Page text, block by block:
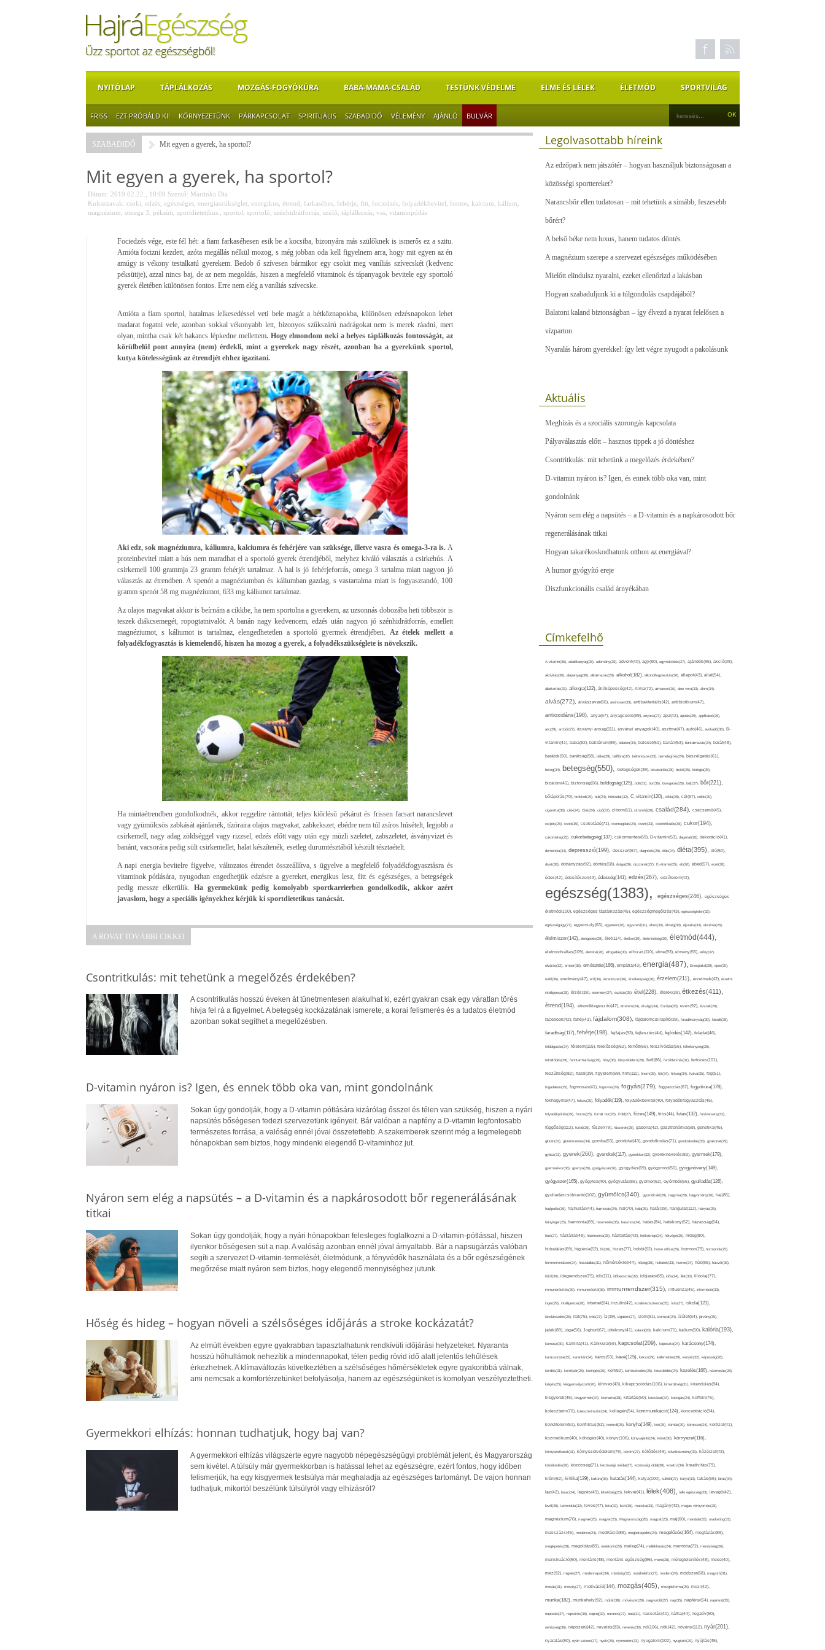
NYITÓLAP TÁPLÁLKOZÁS MOZGÁS-FOGYÓKÚRA BABA-MAMA-CSALÁD TESTÜNK VÉDELME ELME ÉS LÉLEK ÉLETMÓD SPORTVILÁG
FRISS EZT PRÓBÁLD KI! KÖRNYEZETÜNK PÁRKAPCSOLAT SPIRITUÁLIS SZABADIDŐ VÉLEMÉNY AJÁNLÓ BULVÁR
SZABADIDŐ Mit egyen a gyerek, ha sportol?
Mit egyen a gyerek, ha sportol?
Dátum: 2019.02.22., 10:09 Szerző: Martinka Dia
Kulcsszavak: csoki edzés, egészséges, energiaszükséglet, energikus, étrend farkaséhes, fehérje, fitt, fociedzés, folyadékbevitel fontos, kalcium kálium
magnézium omega 3 péksüti sportdietetikus. sportol sportoló szénhidrátforrás, szülő táplálkozás, vas, vitaminpótlás
Fociedzés vége, este fél hét: a fiam farkaséhesen esik be a kocsiba, bizonyára más szülőknek is ismerős ez a szitu.
Amióta focizni kezdett, azóta megállás nélkül mozog, s még jobban oda kell figyelnem arra, hogy mit egyen az én
amúgy is vékony testalkatú gyerekem. Bedob ő szívesen bármikor egy csokit meg vaníliás szívecskét (kedvenc
péksütije), azzal nincs baj, de az nem megoldás, hiszen a megfelelő vitaminok és tápanyagok bevitele egy sportoló
gyerek életében különösen fontos. Erre nem elég a vaníliás szívecske.
Amióta a fiam sportol, hatalmas lelkesedéssel veti bele magát a hétköznapokba, különösen edzésnapokon lehet
madarat fogatni vele, azonban sokkal vékonyabb lett, bizonyos szűkszárú nadrágokat nem is merek ráadni, mert
olyan, mintha csak két bakancs lépkedne mellettem. Hogy elmondom neki a helyes táplálkozás fontosságát, az
körülbelül pont annyira (nem) érdekli, mint a gyerekek nagy részét, azonban ha a gyerekünk sportol,
kutya kötelességünk az étrendjét ehhez igazítani.
Aki edz, sok magnéziumra, káliumra, kalciumra és fehérjére van szüksége, illetve vasra és omega-3-ra is. A
proteinbevitel miatt a hús nem maradhat el a sportoló gyerek étrendjéből, melyhez kiváló választás a csirkehús. A
csirkemell 100 grammja 23 gramm fehérjét tartalmaz. A hal is jó fehérjeforrás, omega 3 tartalma miatt nagyon jó
választás az étrendben. A spenót a magnéziumban és káliumban gazdag, s vastartalma miatt is fogyasztandó, 100
gramm spenót 58 mg magnéziumot, 633 mg káliumot tartalmaz.
Az olajos magvakat akkor is beírnám a cikkbe, ha nem sportolna a gyerekem, az uzsonnás dobozába heti többször is
teszek diákcsemegét, ropogtatnivalót. A banán nagy kedvencem, edzés után nagyon jó szénhidrátforrás, emellett
magnéziumot, s káliumot is tartalmaz, elengedhetetlen a sportoló gyermek étrendjében. Az ételek mellett a
folyadékfogyasztás is kiemelendő, hiszen ha mozog a gyerek, a folyadékszükséglete is növekszik.
Ha mintaétrendben gondolkodnék, akkor reggelire rántottát, teljes kiőrlésű pékárut és frissen facsart narancslevet
vagy gyümölcsös zabkását ajánlanék, tízóraira olajos magvakat, zabkekszet, ebédre nem túl zsíros húsételt, legjobb a
csirkemell, nagy adag zöldséggel vagy rizzsel, edzés előtt vagy után egy müzli szeletet, zabszeletet, ásványvizet és
banánt, vacsorára pedig sült csirkemellet, halat készítenék, esetleg durumtésztából készült tésztaételt.
A napi energia bevitelre figyelve, változatos étrendet összeállítva, s ügyelve a megfelelő folyadékfogyasztásra és
vitaminok pótlására, nyugodtan engedhetjük edzésre a gyereket, energikus lesz, fitt és egészséges, a betegségek
pedig messze elkerülik.
Ha gyermekünk pedig komolyabb sportkarrierben gondolkodik, akkor azért
javaslom, hogy a speciális igényekhez kérjük ki sportdietetikus tanácsát.
A ROVAT TOVÁBBI CIKKEI
Csontritkulás: mit tehetünk a megelőzés érdekében?
A csontritkulás hosszú éveken át tünetmentesen alakulhat ki, ezért gyakran csak egy váratlan törés
hívja fel rá a figyelmet. A betegség kockázatának ismerete, a korai felismerés és a tudatos életmód
azonban sokat segíthet a megelőzésben.
D-vitamin nyáron is? Igen, és ennek több oka van, mint gondolnánk
Sokan úgy gondolják, hogy a D-vitamin pótlására kizárólag ősszel és télen van szükség, hiszen a nyári
napsütés bőségesen fedezi szervezetünk igényeit. Bár valóban a napfény a D-vitamin legfontosabb
természetes forrása, a valóság ennél jóval összetettebb. A szakemberek szerint még a legmelegebb
hónapokban sem biztos, hogy mindenki elegendő D-vitaminhoz jut.
Nyáron sem elég a napsütés – a D-vitamin és a napkárosodott bőr regenerálásának
titkai
Sokan úgy gondolják, hogy a nyári hónapokban felesleges foglalkozni a D-vitamin-pótlással, hiszen
ilyenkor bőségesen süt a nap. A valóság azonban ennél jóval árnyaltabb. Bár a napsugárzás valóban
segíti a szervezet D-vitamin-termelését, életmódunk, a fényvédők használata és a bőr egészségének
megőrzése miatt nyáron sem biztos, hogy elegendő mennyiséghez jutunk.
Hőség és hideg – hogyan növeli a szélsőséges időjárás a stroke kockázatát?
Az elmúlt években egyre gyakrabban tapasztalhatunk rendkívüli időjárási helyzeteket. Nyaranta
hosszú hőhullámok nehezítik a mindennapokat, télen pedig rövid idő alatt jelentős lehűlések
érkezhetnek. A klímaváltozás következtében a szélsőséges hőmérsékletek egyre gyakoribbá válnak,
ami nemcsak a komfortérzetünket befolyásolja, hanem az egészségünket is komolyan veszélyeztetheti.
Gyermekkori elhízás: honnan tudhatjuk, hogy baj van?
A gyermekkori elhízás világszerte egyre nagyobb népegészségügyi problémát jelent, és Magyarország
sem kivétel. A túlsúly már gyermekkorban is hatással lehet az egészségre, ezért fontos, hogy időben
felismerjük, ha egy kisgyermek testsúlya már meghaladja az egészséges tartományt. De vajon honnan
tudhatjuk, mikortól beszélünk túlsúlyról vagy elhízásról?
Legolvasottabb híreink
Az edzőpark nem játszótér – hogyan használjuk biztonságosan a
közösségi sporttereket?
Narancsbőr ellen tudatosan – mit tehetünk a simább, feszesebb
bőrért?
A belső béke nem luxus, hanem tudatos döntés
A magnézium szerepe a szervezet egészséges működésében
Mielőtt elindulsz nyaralni, ezeket ellenőrizd a lakásban
Hogyan szabaduljunk ki a túlgondolás csapdájából?
Balatoni kaland biztonságban – így élvezd a nyarat felelősen a
vízparton
Nyaralás három gyerekkel: így lett végre nyugodt a pakolásunk
Aktuális
Meghízás és a szociális szorongás kapcsolata
Pályaválasztás előtt – hasznos tippek a jó döntéshez
Csontritkulás: mit tehetünk a megelőzés érdekében?
D-vitamin nyáron is? Igen, és ennek több oka van, mint
gondolnánk
Nyáron sem elég a napsütés – a D-vitamin és a napkárosodott bőr
regenerálásának titkai
Hogyan takarékoskodhatunk otthon az energiával?
A humor gyógyító ereje
Diszfunkcionális család árnyékában
Címkefelhő
A-vitamin(36), adalékanyag(28), adomány(26), advent(40), agy(80), agyműködés(27), ajándék(95), akció(39),
aktivitás(30), alapanyag(30), alkalmazás(28), alkohol(182), alkoholfogyasztás(36), állapot(43), állat(54),
állattartás(33), allergia(122), állóképesség(42), Alma(72), almaecet(26), aloe vera(33), álom(34),
alvás(272), alvászavar(66), aminosav(33), antibakteriális(42), antibiotikum(47),
antioxidáns(198), anya(67), anyagcsere(99), anyuka(27), apa(42), ápolás(29), applikáció(26),
arc(29), arcbőr(27), ásványi anyag(111), ásványi anyagok(40), asztma(47), autó(46), avokádó(36), B-
vitamin(41), baba(82), baktérium(89), balaton(34), baleset(51), banán(53), bántalmazás(24), barát(48),
barátok(50), barátság(58), béke(29), bélflóra(37), bélrendszer(33), bemelegítés(24), beszélgetés(61),
beteg(34), betegség(550), betegségek(39), bevásárlás(28), bicikli(25), biológia(25),
bizalom(41), biztonság(66), boldogság(125), bolt(31), bor(36), borogatás(28), böjt(27), bőr(221),
bőrápolás(70), brokkoli(29), buli(24), bűntudat(32), C-vitamin(120), cékla(28), cél(57), célok(30),
cigaretta(38), cikk(24), Cink(24), cipő(37), citrom(61), citromfű(26), család(284), csecsemő(45),
csípés(26), csoki(35), csokoládé(71), csomagolás(24), csont(33), csontritkulás(36), cukor(194),
cukorbeteg(25), cukorbetegség(137), cukormentes(69), D-vitamin(53), daganat(36), dekoráció(41),
demencia(34), depresszió(199), desszert(67), diagnózis(28), diák(24), diéta(395), dió(50),
divat(38), dohányzás(92), döntés(58), drága(26), duzzanat(27), E-vitamin(25), eb(26), ebéd(57), ecet(38),
édes(42), édesítőszer(43), édesség(141), edzés(267), edzőterem(42),
egészség(1383), egészséges(246), egészséges
életmód(100), egészséges táplálkozás(45), egészségmegőrzés(43), egészségtelen(32),
egészségügy(27), egyensúly(63), egyetem(30), egyszerű(31), éhes(30), éhség(38), éjszaka(33), ekcéma(26),
élelmiszer(142), elengedés(29), élet(114), életkor(30), életminőség(30), életmód(444),
életmódváltás(109), életvitel(28), elfogadás(30), elhízás(110), elme(93), élmény(55), előny(37),
elvárás(32), ember(38), emésztés(166), empátia(43), energia(487), Energiaital(29), eper(30),
erdő(36), eredmény(47), erő(36), érrendszer(36), érzékenység(36), érzelem(211), érzelmek(42), érzelmi
intelligencia(28), érzés(39), esemény(27), eszköz(28), étel(228), ételek(39), étkezés(411),
étrend(194), étrendkiegészítő(47), étterem(24), étvágy(34), Európa(28), evés(92), évszak(28),
facebook(42), fahéj(43), fájdalom(308), fájdalomcsillapító(39), fáradékonyság(30), fáradt(28),
fáradtság(117), fehérje(198), fejfájás(93), fejlesztés(44), fejlődés(142), feladat(46),
feldolgozás(24), félelem(115), felelősség(62), felnőtt(66), felszívódás(56), féltékenység(26),
feltöltődés(29), fenntarthatóság(29), fény(36), fényvédelem(28), férfi(86), fertőtlenítés(31), fertőzés(101),
feszültség(82), fiatal(39), figyelem(69), film(111), finom(26), fitt(34), fittség(34), fizikai(25), fog(51),
fogadalom(25), fogmosás(41), fogorvos(24), fogyás(279), fogyasztás(67), fogyókúra(178),
fokhagyma(47), folsav(25), folyadék(119), folyadékbevitel(40), folyadékfogyasztás(45),
folyadékpótlás(29), fontos(25), forralt bor(26), Föld(27), főzés(149), friss(44), futás(132), futóverseny(32),
függőség(112), fürdő(26), fűszer(79), fűszerek(28), gabona(42), gasztronómia(58), genetika(45),
glutén(32), gluténmentes(34), gomba(53), gondolat(43), gondolkodás(71), gondoskodás(33), gyakorlat(29),
gyász(31), gyerek(260), gyerekek(117), gyerekkor(32), gyereknevelés(83), gyermek(179),
gyermekkor(36), gyertya(28), gyógyászat(36), gyógyítás(69), gyógymód(50), gyógynövény(149),
gyógyszer(165), gyógytea(40), gyógyulás(85), gyomor(62), Gyömbér(66), gyulladás(126),
gyulladáscsökkentő(102), gyümölcs(340), gyümölcslé(28), hagyma(28), hagyomány(36), haj(85),
hajápolás(36), hajhullás(44), hajmosás(24), hal(70), hála(25), halál(39), hangulat(112), hányás(25),
hányinger(25), harmónia(69), hasmenés(35), hasznos(24), hatás(84), hatékony(52), házasság(64),
házi(27), háziállat(48), házimunka(28), háztartás(43), hétköznap(24), hétvége(25), hideg(80),
hidratálás(69), higiénia(52), hit(26), hízás(77), hobbi(62), home office(26), hormon(79), hormonok(25),
hormonrendszer(24), hozzáállás(31), hőmérséklet(44), hőség(36), hulladék(33), humor(24), hús(86), húsvét(36),
hűtő(30), idegrendszer(75), idő(111), időbeosztás(32), időjárás(69), idős(24), illat(30), illóolaj(77),
immunerősítés(30), immunerősítő(36), immunrendszer(315), influenza(45), információ(33),
inger(29), intelligencia(28), internet(64), inzulin(42), inzulinrezisztencia(35), írás(27), iskola(123),
iskolakezdés(25), ital(75), ivás(27), íz(39), izgalom(27), izom(91), izomzat(24), ízület(54), járvány(35),
játék(89), jóga(56), Joghurt(67), jótékony(41), kaland(28), kalcium(71), kálium(50), kalória(193),
kamasz(30), kamilla(41), Kánikula(59), kapcsolat(209), káposzta(24), karácsony(174),
karácsonyfa(25), karantén(34), káros(53), kávé(125), keksz(29), kellemetlen(29), kenyér(32), képesség(28),
kérdés(31), kerékpár(25), keringés(26), kert(52), kertészkedés(26), készülődés(24), kezelés(166), kézmosás(28),
kiégés(25), kiegyensúlyozott(26), kihívás(43), kikapcsolódás(106), kimerültség(31), kirándulás(84),
kisgyerek(45), kisgyermek(34), kismama(38), kitartás(50), kockázat(34), kocogás(24), koffein(76),
koleszterin(76), koleszterinszint(24), kollagén(54), kommunikáció(124), koncentráció(94),
konditerem(51), konfliktus(52), kontroll(28), konyha(149), kór(25), kórház(29), kórokozó(24), kortizol(41),
kozmetikum(40), köhögés(40), könyv(106), könyvajánló(24), köret(30), környezet(116),
környezetbarát(31), környezetvédelem(78), köröm(27), kötődés(49), következmény(33), közérzet(43),
közlekedés(26), közösség(71), közösségi média(27), közösségi oldal(38), kreatív(34), kreativitás(79),
krém(62), kritika(139), kultúra(36), kutatás(144), kutya(100), külföld(27), kütyü(33), lakás(65), látás(34),
láz(42), lazac(24), légzés(49), lehetőség(25), lekvár(41), lélek(408), lelki egészség(33), levegő(42),
levél(28), Levendula(32), leves(47), lista(32), liszt(36), macska(33), magány(42), magas vérnyomás(28),
magnézium(70), magvak(25), magyar(25), Magyarország(28), magzat(25), máj(60), mandula(33), marketing(31),
masszázs(45), medence(24), meditáció(89), megbetegedés(24), megelőzés(164), megfázás(89),
meglepetés(28), megoldás(89), melatonin(29), meleg(74), mellékhatás(24), memória(72), mennyiség(26),
menstruáció(50), mentális(48), mentális egészség(86), menü(28), méregtelenítés(48), mese(40),
méz(92), migrén(27), mindennapok(34), minőség(33), mobiltelefon(27), modern(24), módszer(68), mogyoró(31),
mosás(31), mosoly(27), motiváció(144), mozgás(405), mozgásforma(25), mozi(42),
munka(182), munkahely(92), műtét(38), művészet(29), nagyszülő(27), nap(35), napfény(54), napirend(35),
napozás(37), napsütés(38), naptej(32), narancs(27), nasi(31), nassolás(41), nátha(44), negatív(50),
nehézség(36), népszerű(42), nevelés(83), nevetés(30), nő(106), nők(42), növény(112), nyár(201),
nyaralás(90), nyári szünet(27), nyelv(26), nyomelem(33), nyugalom(102), nyugtató(29), nyújtás(45),